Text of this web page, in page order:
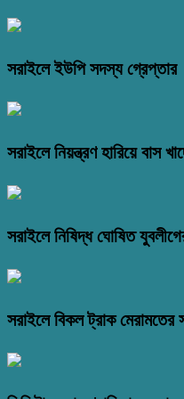
সরাইলে ইউপি সদস্য গ্রেপ্তার
সরাইলে নিয়ন্ত্রণ হারিয়ে
সরাইলে নিষিদ্ধ ঘোষিত
সরাইলে বিকল ট্রাক মেরামতের